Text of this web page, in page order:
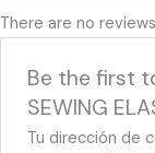
There are no
Be the first
SEWING
Tu dirección de